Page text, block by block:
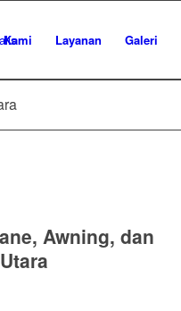
Kami Layanan Galeri
Awning, dan